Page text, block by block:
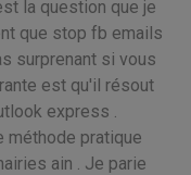
la question que je
que stop fb emails
surprenant si vous
est qu'il résout
express .
méthode pratique
ain . Je parie